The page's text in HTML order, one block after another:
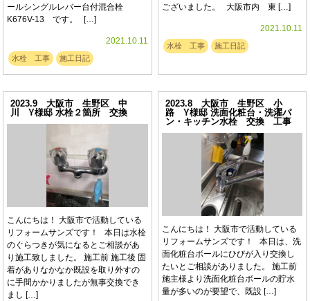
ールシングルレバー台付混合栓
K676V-13 です。 […]
2021.10.11
水栓 工事 施工日記
ございました。 大阪市内 東 […]
2021.10.11
水栓 工事 施工日記
2023.9 大阪市 生野区 中
川 Y様邸 水栓２箇所 交換
こんにちは！ 大阪市で活動している
リフォームサンズです！ 本日は水栓
のぐらつきが気になるとご相談があ
り施工致しました。 施工前 施工後 固
着がありなかなか既設を取り外すの
に手間かかりましたが無事交換でき
まし […]
2023.8 大阪市 生野区 小
路 Y様邸 洗面化粧台・洗濯パ
ン・キッチン水栓 交換 工事
こんにちは！ 大阪市で活動している
リフォームサンズです！ 本日は、洗
面化粧台ボールにひびが入り交換し
たいとご相談がありました。 施工前
施主様より洗面化粧台ボールの貯水
量が多いのが要望で、既設 […]